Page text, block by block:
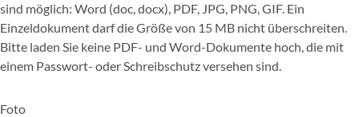
sind möglich: Word (doc, docx), PDF, JPG, PNG, GIF. Ein
Einzeldokument darf die Größe von 15 MB nicht überschreiten.
Bitte laden Sie keine PDF- und Word-Dokumente hoch, die mit
einem Passwort- oder Schreibschutz versehen sind.
Foto